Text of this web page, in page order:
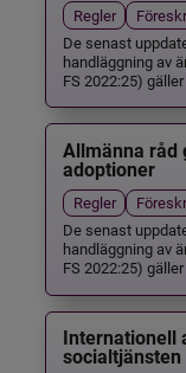
Regler
De senast
handläggning av
FS 2022:25)
Allmänna råd
adoptioner
Regler
De senast
handläggning av
FS 2022:25)
Internationell
socialtjänsten